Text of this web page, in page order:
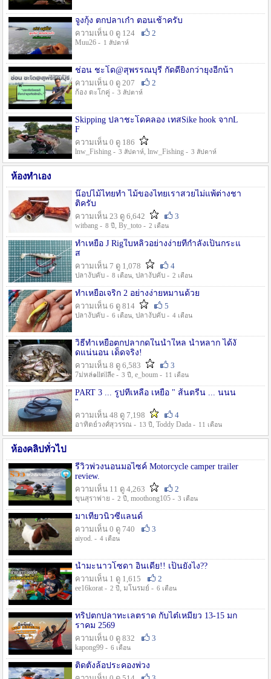
จูงกุ้ง ตกปลาเก๋า ตอนเช้าครับ
ความเห็น 0 ดู 124
2
Muu26 - 1 สัปดาห์
ช่อน ชะโด@สุพรรณบุรี กัดดียิ่งกว่ายุงอีกน้า
ความเห็น 0 ดู 207
2
ก้อง ตะโกคู่ - 3 สัปดาห์
Skipping ปลาชะโดคลอง เทสSike hook จากL
F
ความเห็น 0 ดู 186
lnw_Fishing - 3 สัปดาห์, lnw_Fishing - 3 สัปดาห์
ห้องทำเอง
น๊อปไม้ไทยทำ ไม้ของไทยเราสวยไม่แพ้ต่างชา
ติครับ
ความเห็น 23 ดู 6,642
3
witbang - 8 ปี , By_toto - 2 เดือน
ทำเหยื่อ J Rigใบหลิวอย่างง่ายที่กำลังเป็นกระแ
ส
ความเห็น 7 ดู 1,078
4
ปลางับคับ - 8 เดือน, ปลางับคับ - 2 เดือน
ทำเหยื่อเจริก 2 อย่างง่ายหมานด้วย
ความเห็น 6 ดู 814
5
ปลางับคับ - 6 เดือน, ปลางับคับ - 4 เดือน
วิธีทำเหยื่อตกปลากดในน้ำใหล น้ำหลาก ได้งั
ดแน่นอน เด็ดจริง!
ความเห็น 8 ดู 6,583
3
7ม่หล่๑llต่lลีe - 3 ปี , e_boum - 11 เดือน
PART 3 ... รูปที่เหลือ เหยื่อ " ส้นตรีน ... นนน
"
ความเห็น 48 ดู 7,198
4
อาทิตย์วงศ์สุวรรณ - 13 ปี , Toddy Dada - 11 เดือน
ห้องคลิปทั่วไป
รีวิวพ่วงนอนมอไซค์ Motorcycle camper trailer
review.
ความเห็น 11 ดู 4,263
2
ขุนสุราพ่าย - 2 ปี , moothong105 - 3 เดือน
มาเที่ยวนิวซีแลนด์
ความเห็น 0 ดู 740
3
aiyod. - 4 เดือน
น้ำมะนาวโซดา อินเดีย!! เป็นยังไง??
ความเห็น 1 ดู 1,615
2
ee16korat - 2 ปี , มโนรมย์ - 6 เดือน
ทริปตกปลาทะเลตราด กับไต๋เหมี่ยว 13-15 มก
ราคม 2569
ความเห็น 0 ดู 832
3
kapong99 - 6 เดือน
ติดตั้งล้อประคองพ่วง